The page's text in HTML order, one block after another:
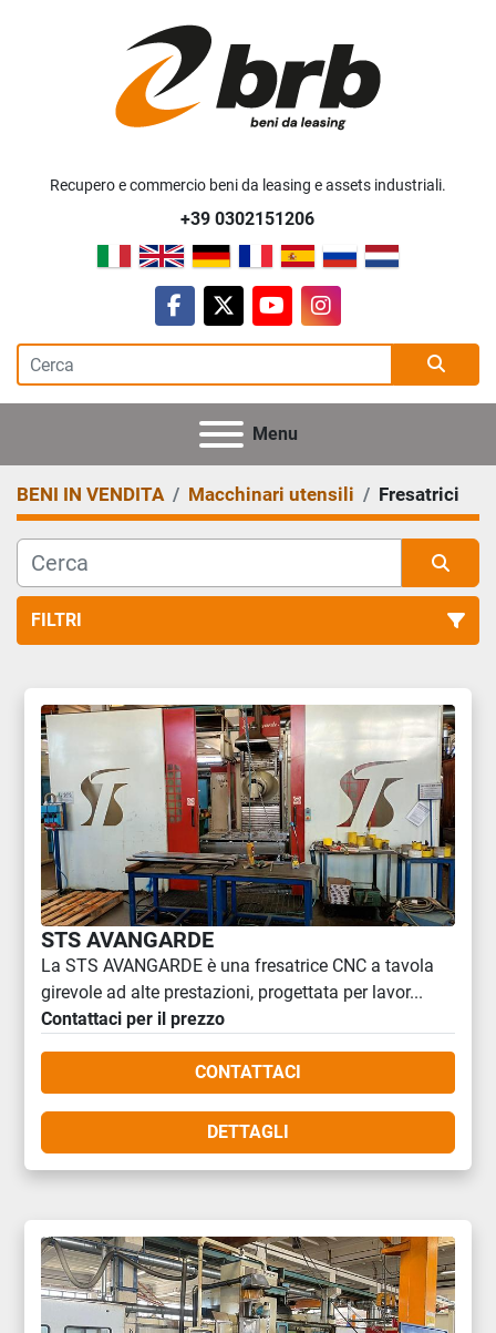
Recupero e commercio beni da leasing e assets industriali.
+39 0302151206
facebook
twitteryoutubeinstagram
Menu
BENI IN VENDITA Macchinari utensili Fresatrici
FILTRI
Fresatrici (2)
Ordina per
STS AVANGARDE
La STS AVANGARDE è una fresatrice CNC a tavola
girevole ad alte prestazioni, progettata per lavor...
Contattaci per il prezzo
CONTATTACI
DETTAGLI